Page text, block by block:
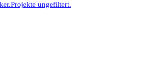
Projekte ungefiltert.